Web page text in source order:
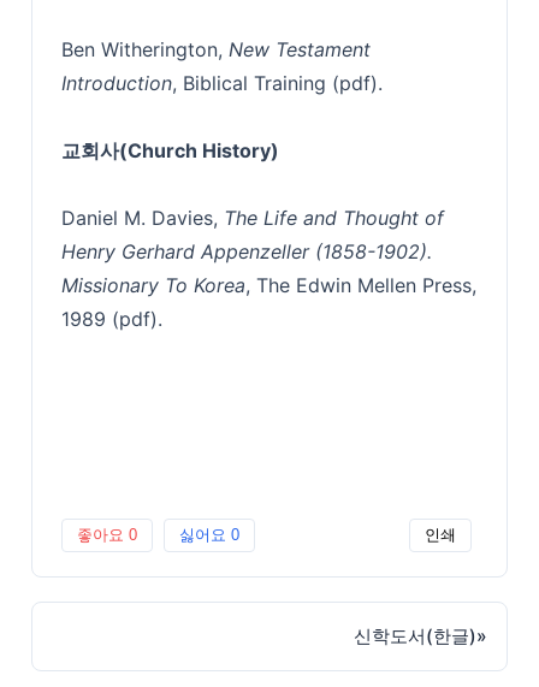
Ben Witherington, New Testament
Introduction, Biblical Training (pdf).
교회사(Church History)
Daniel M. Davies, The Life and Thought of
Henry Gerhard Appenzeller (1858-1902).
Missionary To Korea, The Edwin Mellen Press,
1989 (pdf).
좋아요 0 싫어요 0 인쇄
신학도서(한글)»